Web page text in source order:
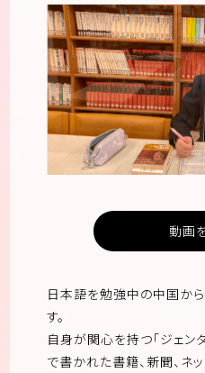
動画
日本語を勉強中の中国か
す。
自身が関心を持つ「ジェン
で書かれた書籍、新聞、ネ